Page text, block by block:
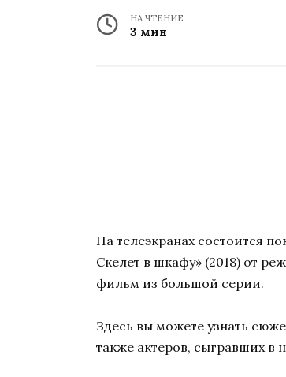
НА ЧТЕНИЕ
3 мин
На телеэкранах состоится
Скелет в шкафу» (2018) от
фильм из большой серии.
Здесь вы можете узнать
также актеров, сыгравших в